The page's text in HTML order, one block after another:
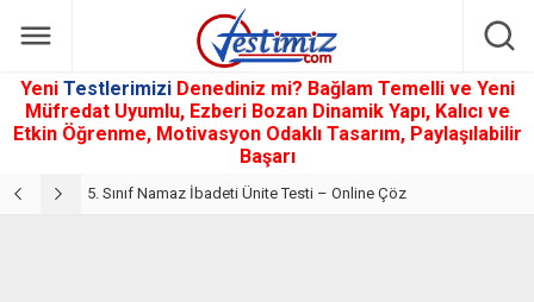
Yeni Testlerimizi Denediniz mi? Bağlam Temelli ve Yeni
Müfredat Uyumlu, Ezberi Bozan Dinamik Yapı, Kalıcı ve
Etkin Öğrenme, Motivasyon Odaklı Tasarım, Paylaşılabilir
Başarı
5. Sınıf Namaz İbadeti Ünite Testi – Online Çöz